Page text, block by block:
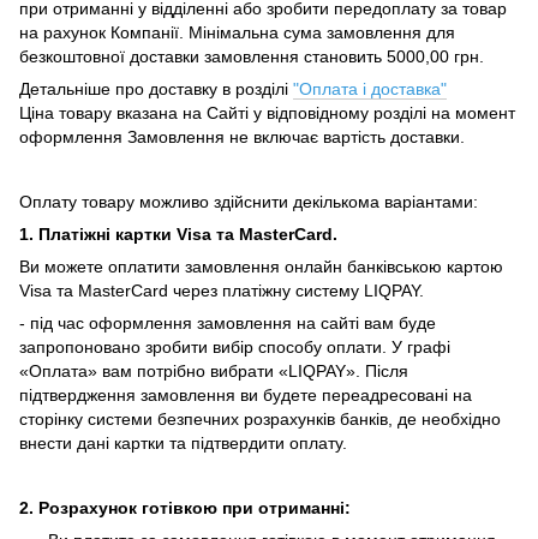
при отриманні у відділенні або зробити передоплату за товар
на рахунок Компанії. Мінімальна сума замовлення для
безкоштовної доставки замовлення становить 5000,00 грн.
Детальніше про доставку в розділі "Оплата і доставка"
Ціна товару вказана на Сайті у відповідному розділі на момент
оформлення Замовлення не включає вартість доставки.
Оплату товару можливо здійснити декількома варіантами:
1. Платіжні картки Visa та MasterCard.
Ви можете оплатити замовлення онлайн банківською картою
Visa та MasterCard через платіжну систему LIQPAY.
- під час оформлення замовлення на сайті вам буде
запропоновано зробити вибір способу оплати. У графі
«Оплата» вам потрібно вибрати «LIQPAY». Після
підтвердження замовлення ви будете переадресовані на
сторінку системи безпечних розрахунків банків, де необхідно
внести дані картки та підтвердити оплату.
2. Розрахунок готівкою при отриманні: